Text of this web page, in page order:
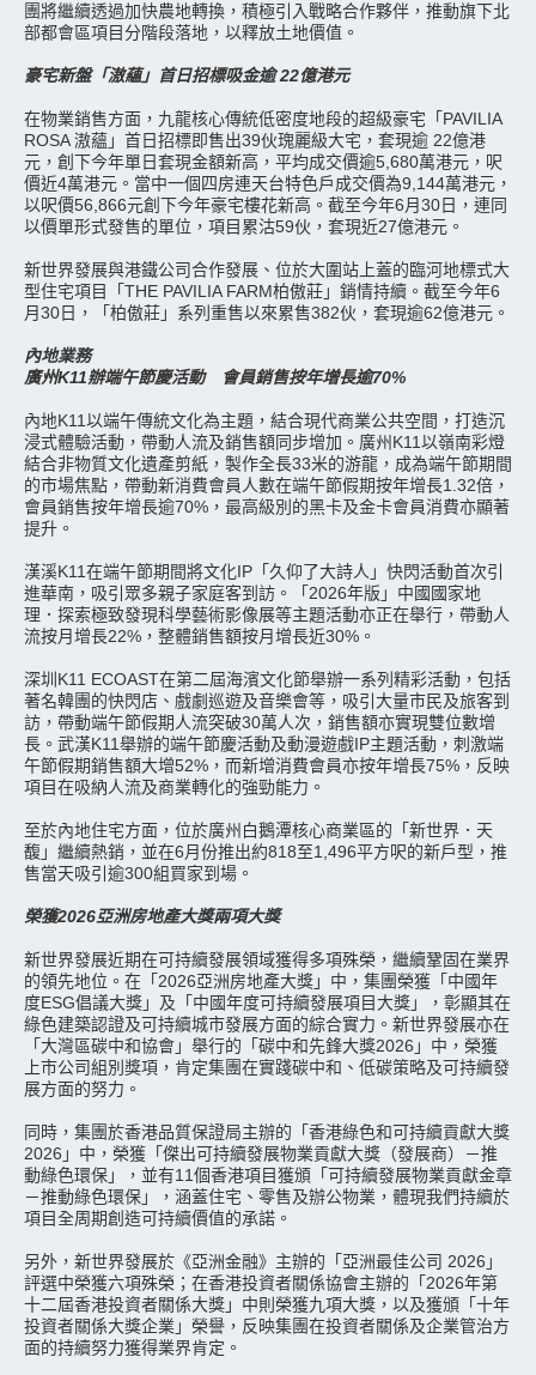
團將繼續透過加快農地轉換，積極引入戰略合作夥伴，推動旗下北
部都會區項目分階段落地，以釋放土地價值。
豪宅新盤「滶蘊」首日招標吸金逾 22億港元
在物業銷售方面，九龍核心傳統低密度地段的超級豪宅「PAVILIA
ROSA 滶蘊」首日招標即售出39伙瑰麗級大宅，套現逾 22億港
元，創下今年單日套現金額新高，平均成交價逾5,680萬港元，呎
價近4萬港元。當中一個四房連天台特色戶成交價為9,144萬港元，
以呎價56,866元創下今年豪宅樓花新高。截至今年6月30日，連同
以價單形式發售的單位，項目累沽59伙，套現近27億港元。
新世界發展與港鐵公司合作發展、位於大圍站上蓋的臨河地標式大
型住宅項目「THE PAVILIA FARM柏傲莊」銷情持續。截至今年6
月30日，「柏傲莊」系列重售以來累售382伙，套現逾62億港元。
內地業務
廣州K11辦端午節慶活動 會員銷售按年增長逾70%
內地K11以端午傳統文化為主題，結合現代商業公共空間，打造沉
浸式體驗活動，帶動人流及銷售額同步增加。廣州K11以嶺南彩燈
結合非物質文化遺產剪紙，製作全長33米的游龍，成為端午節期間
的市場焦點，帶動新消費會員人數在端午節假期按年增長1.32倍，
會員銷售按年增長逾70%，最高級別的黑卡及金卡會員消費亦顯著
提升。
漢溪K11在端午節期間將文化IP「久仰了大詩人」快閃活動首次引
進華南，吸引眾多親子家庭客到訪。「2026年版」中國國家地
理．探索極致發現科學藝術影像展等主題活動亦正在舉行，帶動人
流按月增長22%，整體銷售額按月增長近30%。
深圳K11 ECOAST在第二屆海濱文化節舉辦一系列精彩活動，包括
著名韓團的快閃店、戲劇巡遊及音樂會等，吸引大量市民及旅客到
訪，帶動端午節假期人流突破30萬人次，銷售額亦實現雙位數增
長。武漢K11舉辦的端午節慶活動及動漫遊戲IP主題活動，刺激端
午節假期銷售額大增52%，而新增消費會員亦按年增長75%，反映
項目在吸納人流及商業轉化的強勁能力。
至於內地住宅方面，位於廣州白鵝潭核心商業區的「新世界．天
馥」繼續熱銷，並在6月份推出約818至1,496平方呎的新戶型，推
售當天吸引逾300組買家到場。
榮獲2026亞洲房地產大獎兩項大獎
新世界發展近期在可持續發展領域獲得多項殊榮，繼續鞏固在業界
的領先地位。在「2026亞洲房地產大獎」中，集團榮獲「中國年
度ESG倡議大獎」及「中國年度可持續發展項目大獎」，彰顯其在
綠色建築認證及可持續城市發展方面的綜合實力。新世界發展亦在
「大灣區碳中和協會」舉行的「碳中和先鋒大獎2026」中，榮獲
上市公司組別獎項，肯定集團在實踐碳中和、低碳策略及可持續發
展方面的努力。
同時，集團於香港品質保證局主辦的「香港綠色和可持續貢獻大獎
2026」中，榮獲「傑出可持續發展物業貢獻大獎（發展商）－推
動綠色環保」，並有11個香港項目獲頒「可持續發展物業貢獻金章
－推動綠色環保」，涵蓋住宅、零售及辦公物業，體現我們持續於
項目全周期創造可持續價值的承諾。
另外，新世界發展於《亞洲金融》主辦的「亞洲最佳公司 2026」
評選中榮獲六項殊榮；在香港投資者關係協會主辦的「2026年第
十二屆香港投資者關係大獎」中則榮獲九項大獎，以及獲頒「十年
投資者關係大獎企業」榮譽，反映集團在投資者關係及企業管治方
面的持續努力獲得業界肯定。